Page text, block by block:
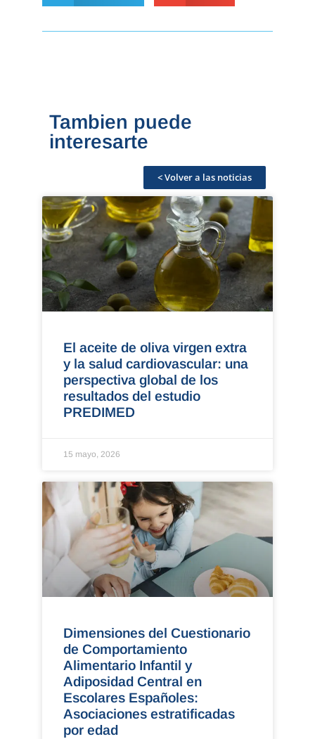
Tambien puede
interesarte
< Volver a las noticias
El aceite de oliva virgen extra
y la salud cardiovascular: una
perspectiva global de los
resultados del estudio
PREDIMED
15 mayo, 2026
Dimensiones del Cuestionario
de Comportamiento
Alimentario Infantil y
Adiposidad Central en
Escolares Españoles:
Asociaciones estratificadas
por edad